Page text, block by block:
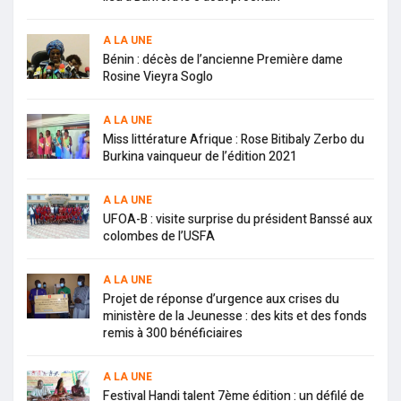
A LA UNE
Bénin : décès de l’ancienne Première dame
Rosine Vieyra Soglo
A LA UNE
Miss littérature Afrique : Rose Bitibaly Zerbo du
Burkina vainqueur de l’édition 2021
A LA UNE
UFOA-B : visite surprise du président Banssé aux
colombes de l’USFA
A LA UNE
Projet de réponse d’urgence aux crises du
ministère de la Jeunesse : des kits et des fonds
remis à 300 bénéficiaires
A LA UNE
Festival Handi talent 7ème édition : un défilé de